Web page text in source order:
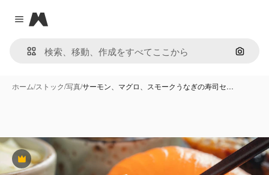
Close menu
Magnific
画像で
ホーム/ストック/写真/サーモン、マグロ、スモークうなぎの寿司セ…
Premium